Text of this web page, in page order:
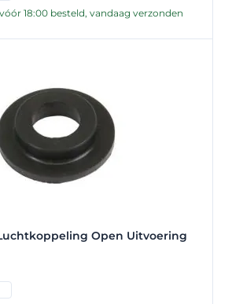
18:00 besteld, vandaag verzonden
Open Uitvoering